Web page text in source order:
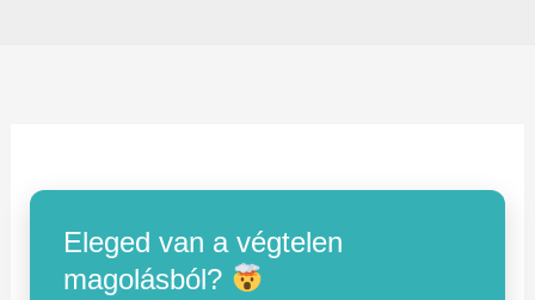
Eleged van a végtelen
magolásból?